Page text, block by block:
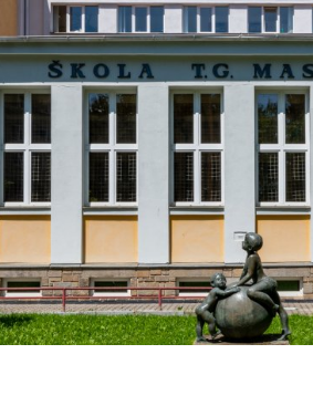
© 2026 Brána Jihlavy